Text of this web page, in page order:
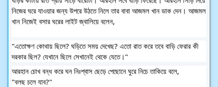
নিজের ঘরে যাওয়ার জন্য উপরে উঠতে নিলে তার বাবা আজমল খান ডাক দেন। আজমল
খান নিজেই বসার ঘরের লাইট জ্বালিয়ে বলেন,
"এতোক্ষণ কোথায় ছিলে? ঘড়িতে সময় দেখেছ? এতো রাত করে তবে বাড়ি ফেরার কী
দরকার ছিল? যেখানে ছিলে সেখানেই থেকে যেতে।"
আরহান চোখ বন্ধ করে ঘন নিঃশ্বাস ছেড়ে পেছোনে ঘুরে নিচে তাকিয়ে বলে,
"বলছ চলে যাব?"